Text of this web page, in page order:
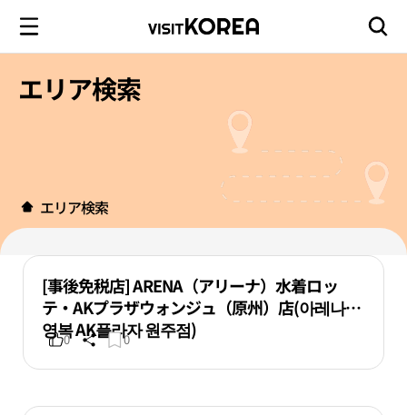
エリア検索
エリア検索
[事後免税店] ARENA（アリーナ）水着ロッ
テ・AKプラザウォンジュ（原州）店(아레나수
영복 AK플라자 원주점)
0 0